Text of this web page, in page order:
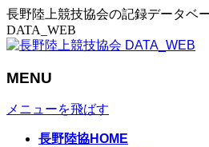
長野陸上競技協会の記録データベ
DATA_WEB
MENU
メニューを飛ばす
長野陸協HOME